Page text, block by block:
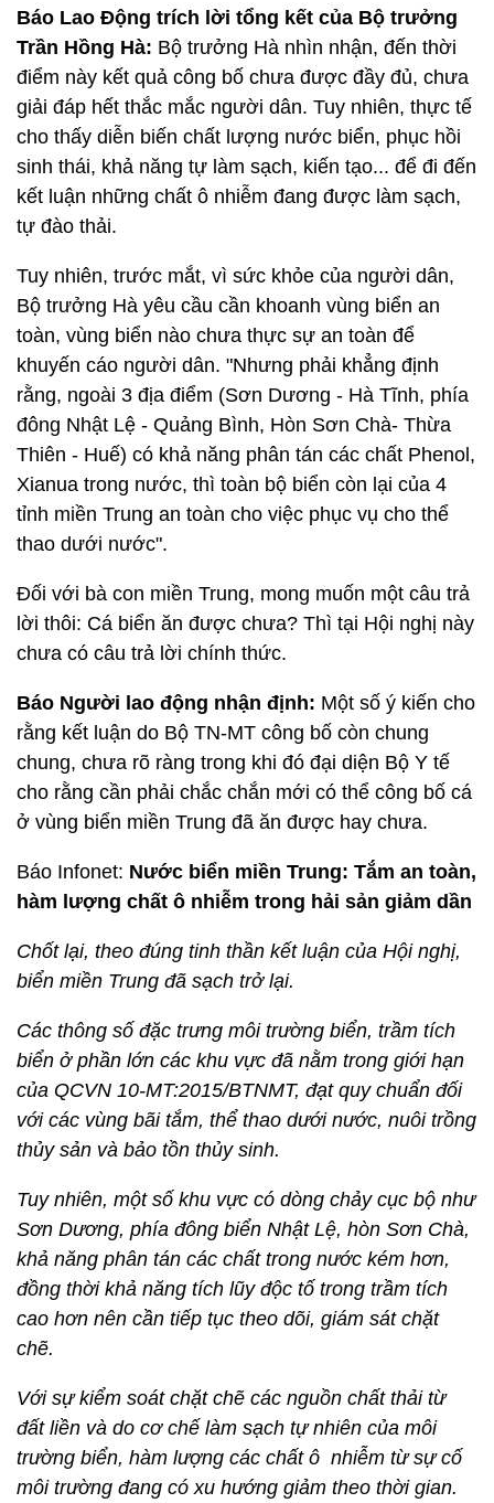
Báo Lao Động trích lời tổng kết của Bộ trưởng
Trần Hồng Hà: Bộ trưởng Hà nhìn nhận, đến thời
điểm này kết quả công bố chưa được đầy đủ, chưa
giải đáp hết thắc mắc người dân. Tuy nhiên, thực tế
cho thấy diễn biến chất lượng nước biển, phục hồi
sinh thái, khả năng tự làm sạch, kiến tạo... để đi đến
kết luận những chất ô nhiễm đang được làm sạch,
tự đào thải.
Tuy nhiên, trước mắt, vì sức khỏe của người dân,
Bộ trưởng Hà yêu cầu cần khoanh vùng biển an
toàn, vùng biển nào chưa thực sự an toàn để
khuyến cáo người dân. "Nhưng phải khẳng định
rằng, ngoài 3 địa điểm (Sơn Dương - Hà Tĩnh, phía
đông Nhật Lệ - Quảng Bình, Hòn Sơn Chà- Thừa
Thiên - Huế) có khả năng phân tán các chất Phenol,
Xianua trong nước, thì toàn bộ biển còn lại của 4
tỉnh miền Trung an toàn cho việc phục vụ cho thể
thao dưới nước".
Đối với bà con miền Trung, mong muốn một câu trả
lời thôi: Cá biển ăn được chưa? Thì tại Hội nghị này
chưa có câu trả lời chính thức.
Báo Người lao động nhận định: Một số ý kiến cho
rằng kết luận do Bộ TN-MT công bố còn chung
chung, chưa rõ ràng trong khi đó đại diện Bộ Y tế
cho rằng cần phải chắc chắn mới có thể công bố cá
ở vùng biển miền Trung đã ăn được hay chưa.
Báo Infonet: Nước biển miền Trung: Tắm an toàn,
hàm lượng chất ô nhiễm trong hải sản giảm dần
Chốt lại, theo đúng tinh thần kết luận của Hội nghị,
biển miền Trung đã sạch trở lại.
Các thông số đặc trưng môi trường biển, trầm tích
biển ở phần lớn các khu vực đã nằm trong giới hạn
của QCVN 10-MT:2015/BTNMT, đạt quy chuẩn đối
với các vùng bãi tắm, thể thao dưới nước, nuôi trồng
thủy sản và bảo tồn thủy sinh.
Tuy nhiên, một số khu vực có dòng chảy cục bộ như
Sơn Dương, phía đông biển Nhật Lệ, hòn Sơn Chà,
khả năng phân tán các chất trong nước kém hơn,
đồng thời khả năng tích lũy độc tố trong trầm tích
cao hơn nên cần tiếp tục theo dõi, giám sát chặt
chẽ.
Với sự kiểm soát chặt chẽ các nguồn chất thải từ
đất liền và do cơ chế làm sạch tự nhiên của môi
trường biển, hàm lượng các chất ô nhiễm từ sự cố
môi trường đang có xu hướng giảm theo thời gian.